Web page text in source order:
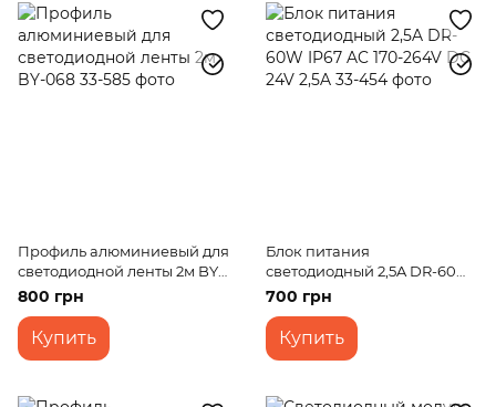
Профиль алюминиевый для
светодиодной ленты 2м BY-
068
800 грн
Купить
Блок питания
светодиодный 2,5A DR-60W
IP67 AC 170-264V DC 24V 2,5A
700 грн
Купить